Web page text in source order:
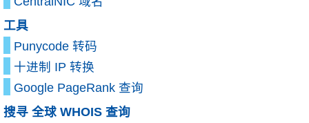
工具
Punycode 转码
十进制 IP 转换
Google PageRank 查询
搜寻 全球 WHOIS 查询